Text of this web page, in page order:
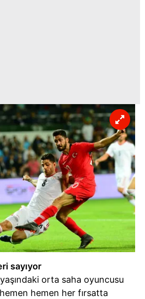
Korunması Kanunu uyarınca
Metnimizi okumak ve sitemizde
olarak kullanılan çerezlerle ilgili bilgi
.
sayıyor
orta saha oyuncusu
hemen her fırsatta